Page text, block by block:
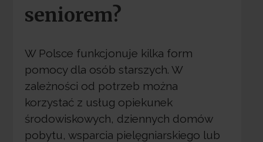
seniorem?
W Polsce funkcjonuje kilka form
pomocy dla osób starszych. W
zależności od potrzeb można
korzystać z usług opiekunek
środowiskowych, dziennych domów
pobytu, wsparcia pielęgniarskiego lub